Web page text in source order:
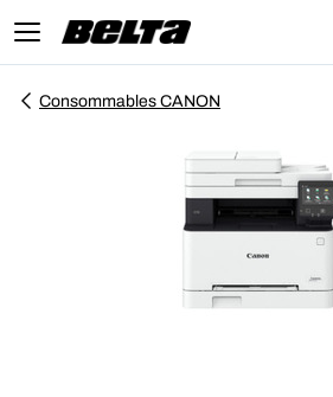
Consommables CANON